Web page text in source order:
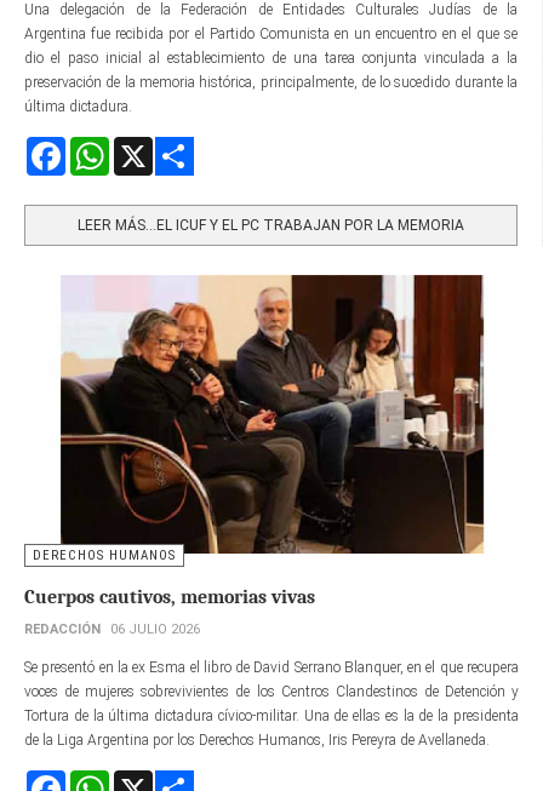
Una delegación de la Federación de Entidades Culturales Judías de la
Argentina fue recibida por el Partido Comunista en un encuentro en el que se
dio el paso inicial al establecimiento de una tarea conjunta vinculada a la
preservación de la memoria histórica, principalmente, de lo sucedido durante la
última dictadura.
FacebookWhatsApp
LEER MÁS…EL ICUF Y EL PC TRABAJAN POR LA MEMORIA
DERECHOS HUMANOS
Cuerpos cautivos, memorias vivas
REDACCIÓN 06 JULIO 2026
Se presentó en la ex Esma el libro de David Serrano Blanquer, en el que recupera
voces de mujeres sobrevivientes de los Centros Clandestinos de Detención y
Tortura de la última dictadura cívico-militar. Una de ellas es la de la presidenta
de la Liga Argentina por los Derechos Humanos, Iris Pereyra de Avellaneda.
FacebookWhatsApp